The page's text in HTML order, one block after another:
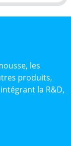
les
produits,
la R&D,